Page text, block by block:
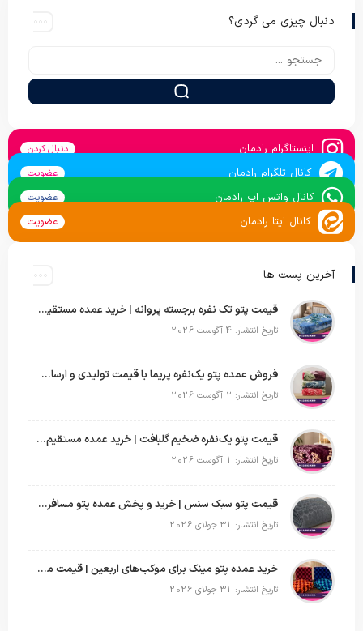
دنبال چیزی می گردی؟
اینستاگرام رادمان دنبال کردن
کانال تلگرام رادمان عضویت
کانال واتس اپ رادمان عضویت
کانال ایتا رادمان عضویت
آخرین پست ها
قیمت پتو تک نفره برجسته پروانه | خرید عمده مستقیم با بهترین قیمت بازار
تاریخ انتشار: 4 آگوست 2026
فروش عمده پتو یک‌نفره پریما با قیمت تولیدی و ارسال به سراسر کشور
تاریخ انتشار: 2 آگوست 2026
قیمت پتو یک‌نفره ضخیم گلبافت | خرید عمده مستقیم با بهترین قیمت
تاریخ انتشار: 1 آگوست 2026
قیمت پتو سبک سنس | خرید و پخش عمده پتو مسافرتی Sense
تاریخ انتشار: 31 جولای 2026
خرید عمده پتو مینک برای موکب‌های اربعین | قیمت مناسب و ارسال سریع
تاریخ انتشار: 31 جولای 2026